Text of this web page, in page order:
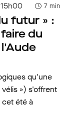
7 min
futur » :
du
qu'une
») s'offrent
cet été à